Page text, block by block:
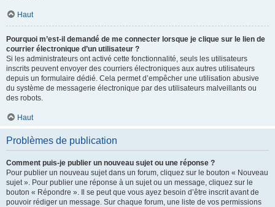
Haut
Pourquoi m’est-il demandé de me connecter lorsque je clique sur le lien de
courrier électronique d’un utilisateur ?
Si les administrateurs ont activé cette fonctionnalité, seuls les utilisateurs
inscrits peuvent envoyer des courriers électroniques aux autres utilisateurs
depuis un formulaire dédié. Cela permet d’empêcher une utilisation abusive
du système de messagerie électronique par des utilisateurs malveillants ou
des robots.
Haut
Problèmes de publication
Comment puis-je publier un nouveau sujet ou une réponse ?
Pour publier un nouveau sujet dans un forum, cliquez sur le bouton « Nouveau
sujet ». Pour publier une réponse à un sujet ou un message, cliquez sur le
bouton « Répondre ». Il se peut que vous ayez besoin d’être inscrit avant de
pouvoir rédiger un message. Sur chaque forum, une liste de vos permissions